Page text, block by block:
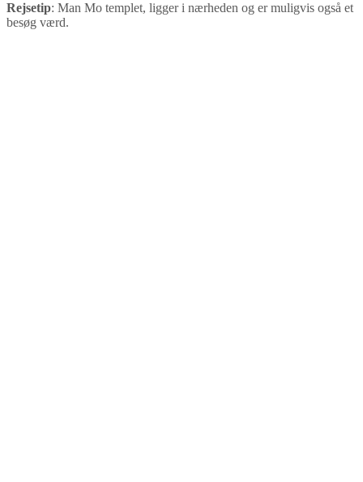
Rejsetip: Man Mo templet, ligger i nærheden og er muligvis også et
besøg værd.